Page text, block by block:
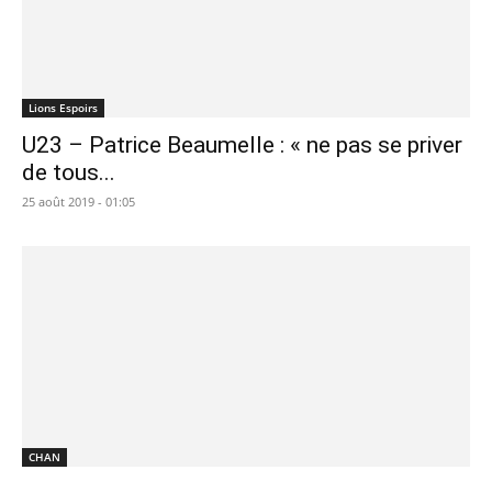
Lions Espoirs
U23 – Patrice Beaumelle : « ne pas se priver
de tous...
25 août 2019 - 01:05
CHAN